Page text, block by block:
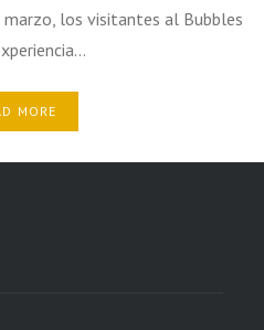
marzo, los visitantes al Bubbles
MORE